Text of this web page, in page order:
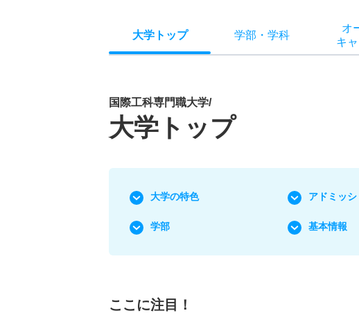
大学トップ 学部 ・ 学科
オ
キ
国際工科専門職大学/
大学トップ
大学の特色 アドミッ
学部 基本情報
ここに注目！